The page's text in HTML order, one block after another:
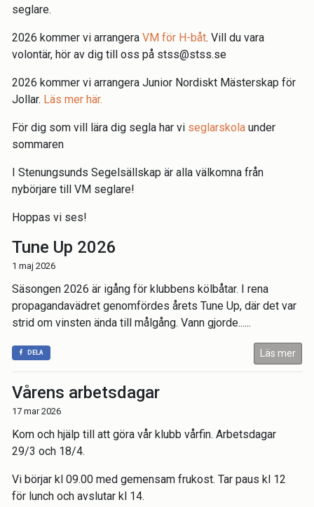
seglare.
2026 kommer vi arrangera VM för H-båt. Vill du vara
volontär, hör av dig till oss på stss@stss.se
2026 kommer vi arrangera Junior Nordiskt Mästerskap för
Jollar. Läs mer här.
För dig som vill lära dig segla har vi seglarskola under
sommaren
I Stenungsunds Segelsällskap är alla välkomna från
nybörjare till VM seglare!
Hoppas vi ses!
Tune Up 2026
1 maj 2026
Säsongen 2026 är igång för klubbens kölbåtar. I rena
propagandavädret genomfördes årets Tune Up, där det var
strid om vinsten ända till målgång. Vann gjorde......
DELA Läs mer
Vårens arbetsdagar
17 mar 2026
Kom och hjälp till att göra vår klubb vårfin. Arbetsdagar
29/3 och 18/4.
Vi börjar kl 09.00 med gemensam frukost. Tar paus kl 12
för lunch och avslutar kl 14.